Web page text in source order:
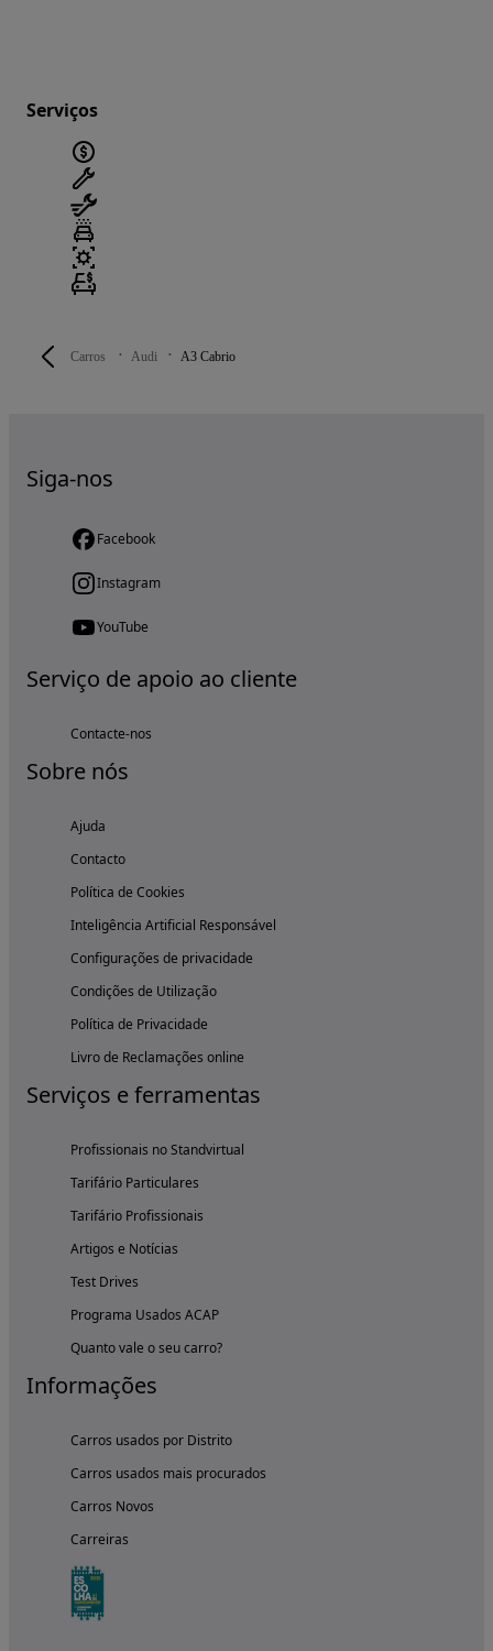
Carros Audi A3 Cabrio
Serviços
Siga-nos
Facebook
Instagram
YouTube
Serviço de apoio ao cliente
Contacte-nos
Sobre nós
Ajuda
Contacto
Política de Cookies
Inteligência Artificial Responsável
Configurações de privacidade
Condições de Utilização
Política de Privacidade
Livro de Reclamações online
Serviços e ferramentas
Profissionais no Standvirtual
Tarifário Particulares
Tarifário Profissionais
Artigos e Notícias
Test Drives
Programa Usados ACAP
Quanto vale o seu carro?
Informações
Carros usados por Distrito
Carros usados mais procurados
Carros Novos
Carreiras